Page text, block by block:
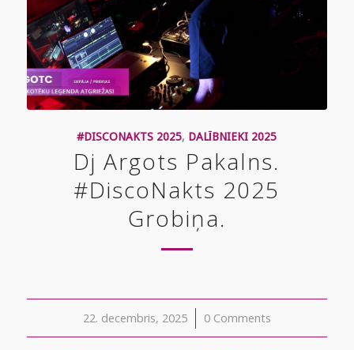
#DISCONAKTS 2025, DALĪBNIEKI 2025
Dj Argots Pakalns.
#DiscoNakts 2025
Grobiņa.
22. decembris, 2025
/ 0 Comments